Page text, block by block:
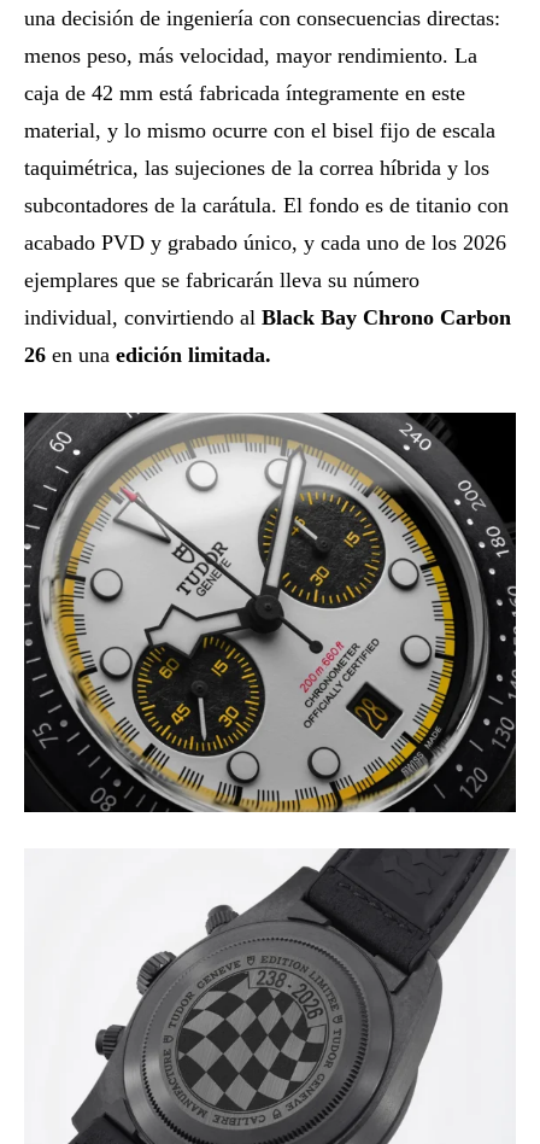
una decisión de ingeniería con consecuencias directas:
menos peso, más velocidad, mayor rendimiento. La
caja de 42 mm está fabricada íntegramente en este
material, y lo mismo ocurre con el bisel fijo de escala
taquimétrica, las sujeciones de la correa híbrida y los
subcontadores de la carátula. El fondo es de titanio con
acabado PVD y grabado único, y cada uno de los 2026
ejemplares que se fabricarán lleva su número
individual, convirtiendo al Black Bay Chrono Carbon
26 en una edición limitada.